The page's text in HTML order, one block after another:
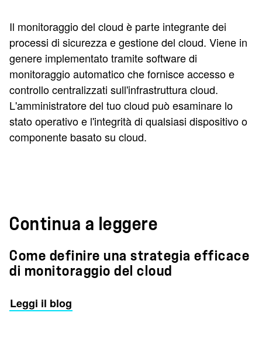
Il monitoraggio del cloud è parte integrante dei
processi di sicurezza e gestione del cloud. Viene in
genere implementato tramite software di
monitoraggio automatico che fornisce accesso e
controllo centralizzati sull'infrastruttura cloud.
L'amministratore del tuo cloud può esaminare lo
stato operativo e l'integrità di qualsiasi dispositivo o
componente basato su cloud.
Continua a leggere
Come definire una strategia efficace
di monitoraggio del cloud
Leggi il blog